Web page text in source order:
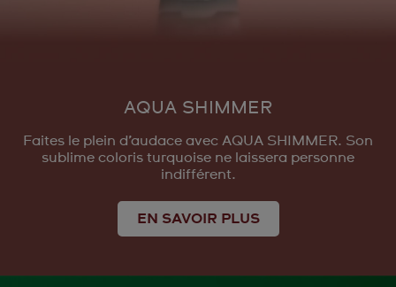
AQUA SHIMMER
Faites le plein d’audace avec AQUA SHIMMER. Son
sublime coloris turquoise ne laissera personne
indifférent.
EN SAVOIR PLUS